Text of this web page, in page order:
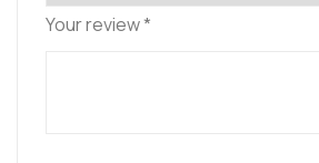
Your review*